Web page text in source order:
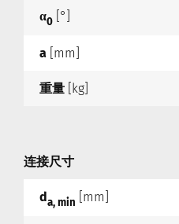
α0 [°]
a [mm]
重量 [kg]
连接尺寸
da, min [mm]